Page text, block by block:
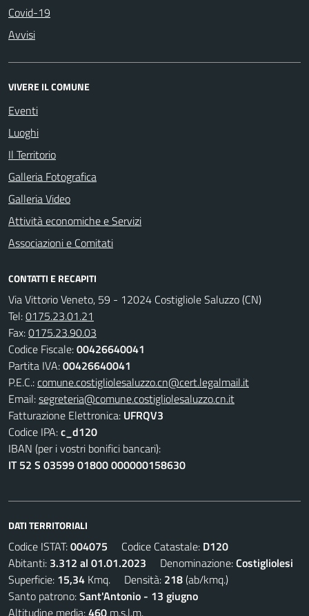
Covid-19
Avvisi
VIVERE IL COMUNE
Eventi
Luoghi
Il Territorio
Galleria Fotografica
Galleria Video
Attività economiche e Servizi
Associazioni e Comitati
CONTATTI E RECAPITI
Via Vittorio Veneto, 59 - 12024 Costigliole Saluzzo (CN)
Tel:0175.23.01.21
Fax:0175.23.90.03
Codice Fiscale:00426640041
Partita IVA:00426640041
P.E.C.:comune.costigliolesaluzzo.cn@cert.legalmail.it
Email:segreteria@comune.costigliolesaluzzo.cn.it
Fatturazione Elettronica: UFRQV3
Codice IPA:c_d120
IBAN (per i vostri bonifici bancari):
IT 52 S 03599 01800 000000158630
DATI TERRITORIALI
Codice ISTAT:004075 Codice Catastale: D120
Abitanti: 3.312 al 01.01.2023 Denominazione:Costigliolesi
Superficie: 15,34 Kmq. Densità: 218(ab/kmq.)
Santo patrono:Sant'Antonio - 13 giugno
Altitudine media:460 m.s.l.m.